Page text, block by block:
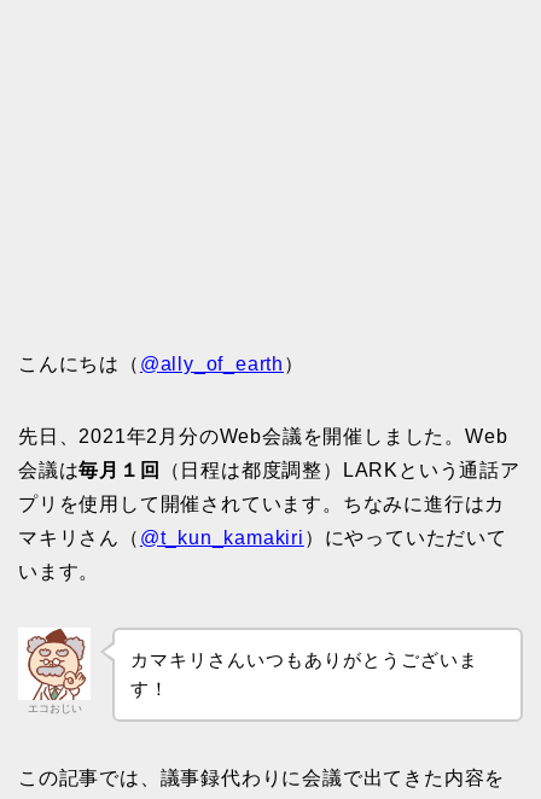
こんにちは（ @ally_of_earth ）
先日、2021年2月分のWeb会議を開催しました。Web
会議は毎月１回
（日程は都度調整）LARKという通話ア
プリを使用して開催されています。ちなみに進行はカ
マキリさん（ @t_kun_kamakiri ）にやっていただいて
います。
エコおじい
カマキリさんいつもありがとうございま
す！
この記事では、議事録代わりに会議で出てきた内容を